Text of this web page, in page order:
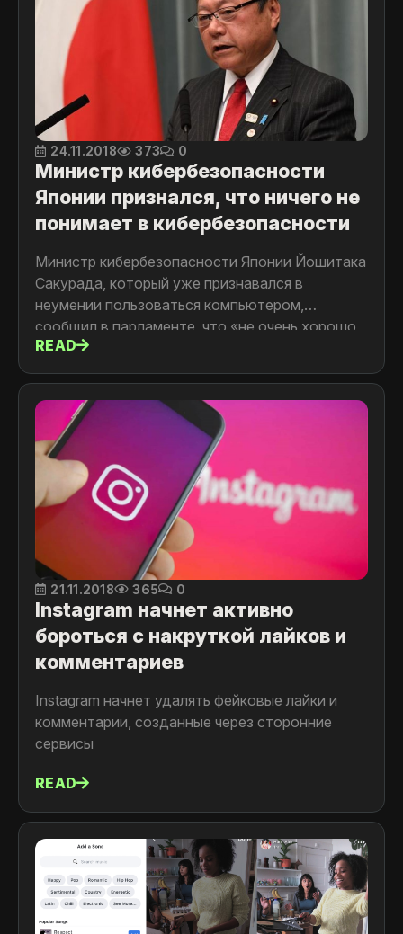
24.11.2018 373 0
Министр кибербезопасности
Японии признался, что ничего не
понимает в кибербезопасности
Министр кибербезопасности Японии Йошитака
Сакурада, который уже признавался в
неумении пользоваться компьютером,
сообщил в парламенте, что «не очень хорошо
знаком с вопросами кибербезопасности».
READ
21.11.2018 365 0
Instagram начнет активно
бороться с накруткой лайков и
комментариев
Instagram начнет удалять фейковые лайки и
комментарии, созданные через сторонние
сервисы
READ